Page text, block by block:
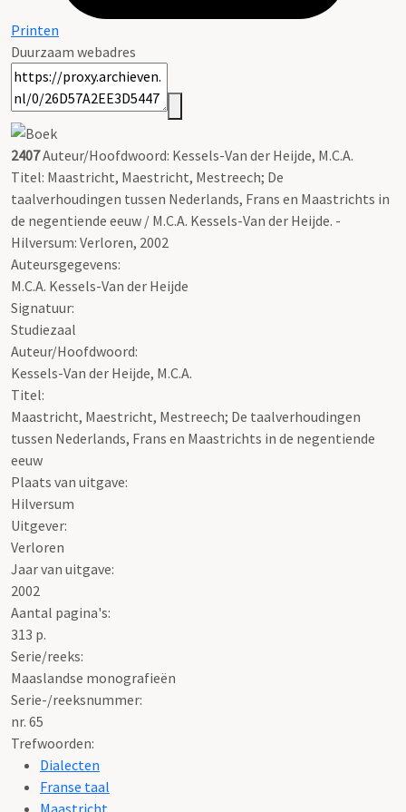
Printen
Duurzaam webadres
2407Auteur/Hoofdwoord: Kessels-Van der Heijde, M.C.A.
Titel: Maastricht, Maestricht, Mestreech; De
taalverhoudingen tussen Nederlands, Frans en Maastrichts in
de negentiende eeuw / M.C.A. Kessels-Van der Heijde. -
Hilversum: Verloren, 2002
Auteursgegevens:
M.C.A. Kessels-Van der Heijde
Signatuur:
Studiezaal
Auteur/Hoofdwoord:
Kessels-Van der Heijde, M.C.A.
Titel:
Maastricht, Maestricht, Mestreech; De taalverhoudingen
tussen Nederlands, Frans en Maastrichts in de negentiende
eeuw
Plaats van uitgave:
Hilversum
Uitgever:
Verloren
Jaar van uitgave:
2002
Aantal pagina's:
313 p.
Serie/reeks:
Maaslandse monografieën
Serie-/reeksnummer:
nr. 65
Trefwoorden:
Dialecten
Franse taal
Maastricht